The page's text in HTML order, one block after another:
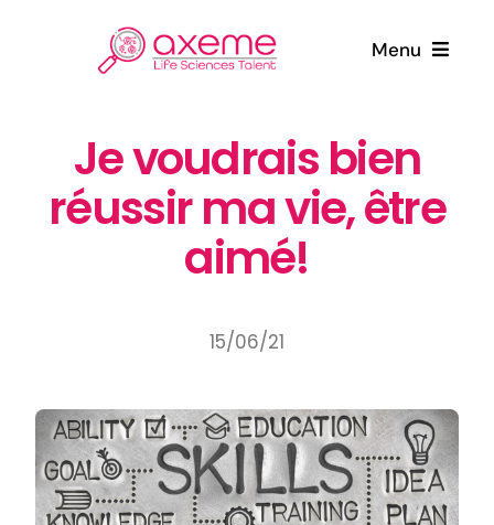
Menu
Candidats
Entreprises
Actualités
Contact
Je voudrais bien
réussir ma vie, être
aimé!
15/06/21